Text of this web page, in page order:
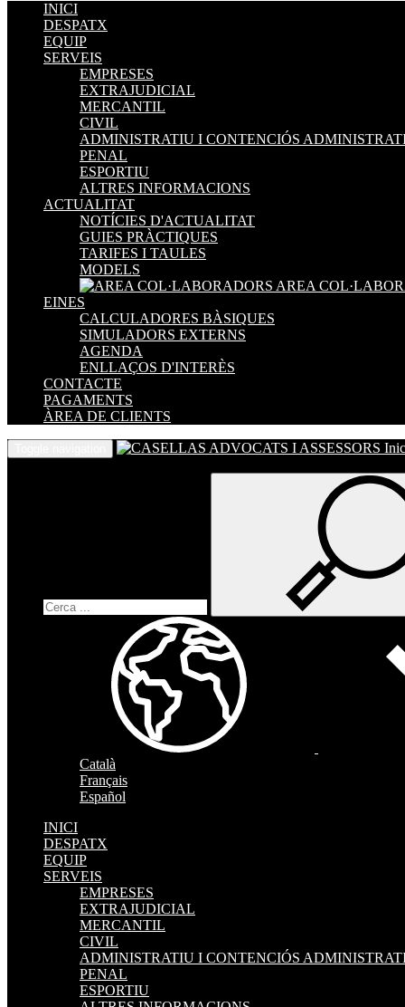
INICI
DESPATX
EQUIP
SERVEIS
EMPRESES
EXTRAJUDICIAL
MERCANTIL
CIVIL
ADMINISTRATIU I CONTENCIÓS
PENAL
ESPORTIU
ALTRES INFORMACIONS
ACTUALITAT
NOTÍCIES D'ACTUALITAT
GUIES PRÀCTIQUES
TARIFES I TAULES
MODELS
AREA
EINES
CALCULADORES BÀSIQUES
SIMULADORS EXTERNS
AGENDA
ENLLAÇOS D'INTERÈS
CONTACTE
PAGAMENTS
ÀREA DE CLIENTS
Català
Français
Español
INICI
DESPATX
EQUIP
SERVEIS
EMPRESES
EXTRAJUDICIAL
MERCANTIL
CIVIL
ADMINISTRATIU I CONTENCIÓS
PENAL
ESPORTIU